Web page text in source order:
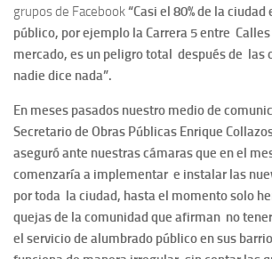
grupos de Facebook“Casi el 80% de la
público, por ejemplo la Carrera 5 entre Calles
mercado, es un peligro total después de las
nadie dice nada”.
En meses pasados nuestro medio de
Secretario de Obras Públicas Enrique
aseguró ante nuestras cámaras que en el
comenzaría a implementar e instalar las
por toda la ciudad, hasta el momento solo
quejas de la comunidad que afirman no
el servicio de alumbrado público en sus